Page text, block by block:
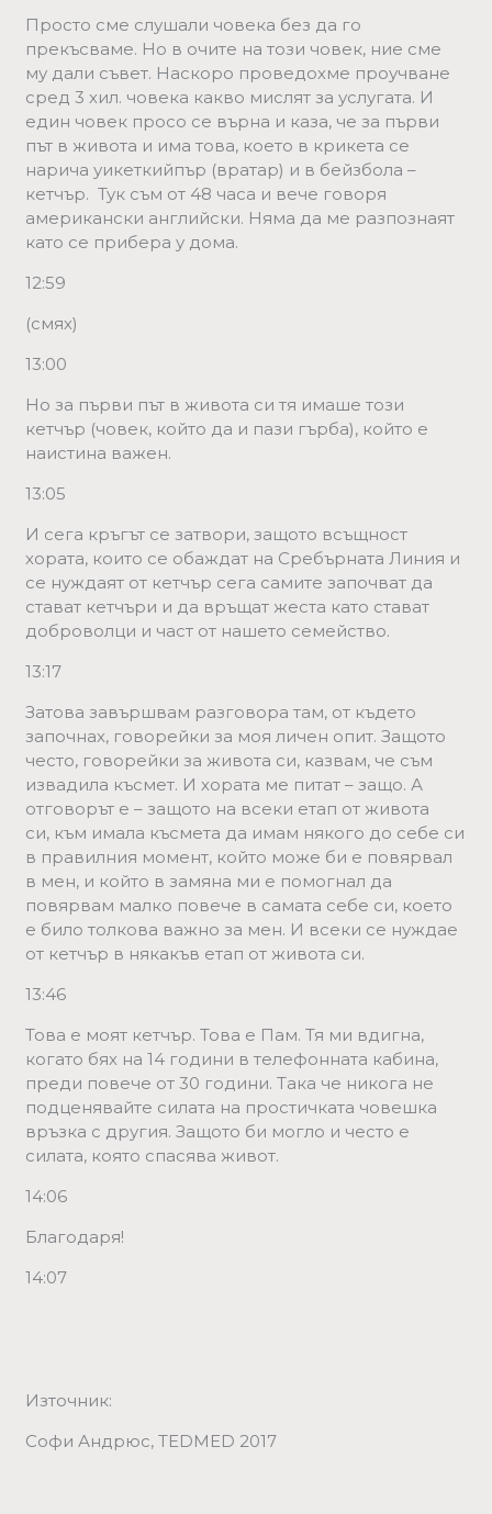
Просто сме слушали човека без да го
прекъсваме. Но в очите на този човек, ние сме
му дали съвет. Наскоро проведохме проучване
сред 3 хил. човека какво мислят за услугата. И
един човек просо се върна и каза, че за първи
път в живота и има това, което в крикета се
нарича уикеткийпър (вратар) и в бейзбола –
кетчър. Тук съм от 48 часа и вече говоря
американски английски. Няма да ме разпознаят
като се прибера у дома.
12:59
(смях)
13:00
Но за първи път в живота си тя имаше този
кетчър (човек, който да и пази гърба), който е
наистина важен.
13:05
И сега кръгът се затвори, защото всъщност
хората, които се обаждат на Сребърната Линия и
се нуждаят от кетчър сега самите започват да
стават кетчъри и да връщат жеста като стават
доброволци и част от нашето семейство.
13:17
Затова завършвам разговора там, от където
започнах, говорейки за моя личен опит. Защото
често, говорейки за живота си, казвам, че съм
извадила късмет. И хората ме питат – защо. А
отговорът е – защото на всеки етап от живота
си, към имала късмета да имам някого до себе си
в правилния момент, който може би е повярвал
в мен, и който в замяна ми е помогнал да
повярвам малко повече в самата себе си, което
е било толкова важно за мен. И всеки се нуждае
от кетчър в някакъв етап от живота си.
13:46
Това е моят кетчър. Това е Пам. Тя ми вдигна,
когато бях на 14 години в телефонната кабина,
преди повече от 30 години. Така че никога не
подценявайте силата на простичката човешка
връзка с другия. Защото би могло и често е
силата, която спасява живот.
14:06
Благодаря!
14:07
Източник:
Софи Андрюс, TEDMED 2017